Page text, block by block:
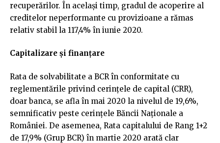
recuperărilor. În același timp, gradul de acoperire al
creditelor neperformante cu provizioane a rămas
relativ stabil la 117,4% în iunie 2020.
Capitalizare și finanțare
Rata de solvabilitate a BCR în conformitate cu
reglementările privind cerințele de capital (CRR),
doar banca, se afla în mai 2020 la nivelul de 19,6%,
semnificativ peste cerinţele Băncii Naţionale a
României. De asemenea, Rata capitalului de Rang 1+2
de 17,9% (Grup BCR) în martie 2020 arată clar